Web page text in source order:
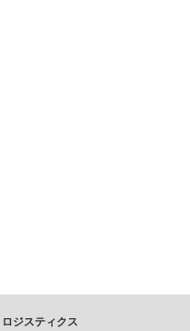
ロジスティクス